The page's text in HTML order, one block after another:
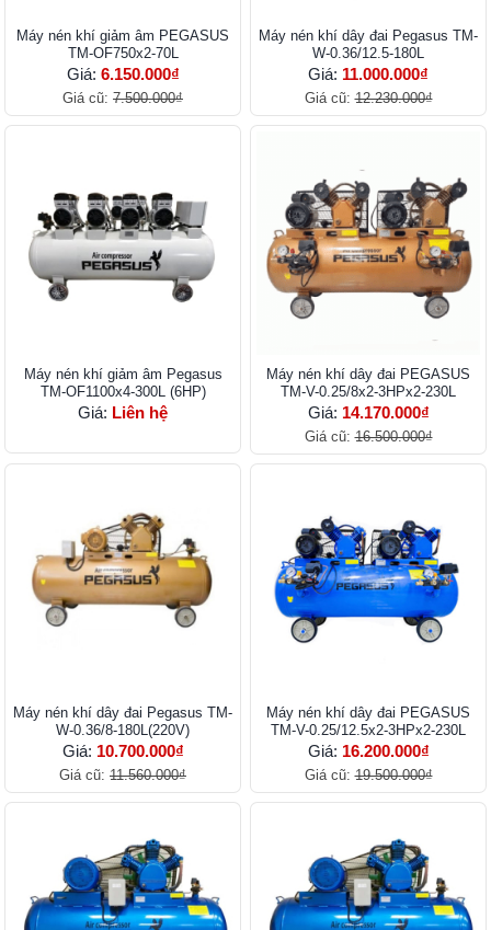
Máy nén khí giảm âm PEGASUS
TM-OF750x2-70L
Giá: 6.150.000₫
Giá cũ: 7.500.000₫
Máy nén khí dây đai Pegasus TM-
W-0.36/12.5-180L
Giá: 11.000.000₫
Giá cũ:12.230.000₫
Máy nén khí giảm âm Pegasus
TM-OF1100x4-300L (6HP)
Giá: Liên hệ
Máy nén khí dây đai PEGASUS
TM-V-0.25/8x2-3HPx2-230L
Giá: 14.170.000₫
Giá cũ:16.500.000₫
Máy nén khí dây đai Pegasus TM-
W-0.36/8-180L(220V)
Giá: 10.700.000₫
Giá cũ: 11.560.000₫
Máy nén khí dây đai PEGASUS
TM-V-0.25/12.5x2-3HPx2-230L
Giá: 16.200.000₫
Giá cũ:19.500.000₫